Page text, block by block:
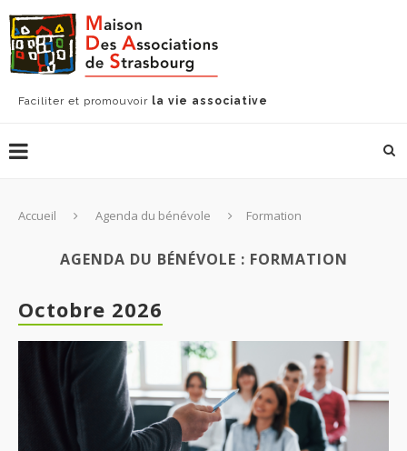
Faciliter et promouvoir la vie associative
Accueil Agenda du bénévole Formation
AGENDA DU BÉNÉVOLE : FORMATION
Octobre 2026